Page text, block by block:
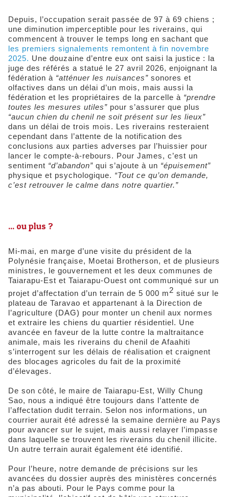
Depuis, l’occupation serait passée de 97 à 69 chiens ;
une diminution imperceptible pour les riverains, qui
commencent à trouver le temps long en sachant que
les premiers signalements remontent à fin novembre
2025. Une douzaine d’entre eux ont saisi la justice : la
juge des référés a statué le 27 avril 2026, enjoignant la
fédération à “atténuer les nuisances” sonores et
olfactives dans un délai d’un mois, mais aussi la
fédération et les propriétaires de la parcelle à “prendre
toutes les mesures utiles” pour s’assurer que plus
“aucun chien du chenil ne soit présent sur les lieux”
dans un délai de trois mois. Les riverains resteraient
cependant dans l’attente de la notification des
conclusions aux parties adverses par l’huissier pour
lancer le compte-à-rebours. Pour James, c’est un
sentiment “d’abandon” qui s’ajoute à un “épuisement”
physique et psychologique. “Tout ce qu’on demande,
c’est retrouver le calme dans notre quartier.”
​... ou plus ?
Mi-mai, en marge d’une visite du président de la
Polynésie française, Moetai Brotherson, et de plusieurs
ministres, le gouvernement et les deux communes de
Taiarapu-Est et Taiarapu-Ouest ont communiqué sur un
projet d’affectation d’un terrain de 5 000 m2 situé sur le
plateau de Taravao et appartenant à la Direction de
l’agriculture (DAG) pour monter un chenil aux normes
et extraire les chiens du quartier résidentiel. Une
avancée en faveur de la lutte contre la maltraitance
animale, mais les riverains du chenil de Afaahiti
s’interrogent sur les délais de réalisation et craignent
des blocages agricoles du fait de la proximité
d’élevages.
De son côté, le maire de Taiarapu-Est, Willy Chung
Sao, nous a indiqué être toujours dans l’attente de
l’affectation dudit terrain. Selon nos informations, un
courrier aurait été adressé la semaine dernière au Pays
pour avancer sur le sujet, mais aussi relayer l’impasse
dans laquelle se trouvent les riverains du chenil illicite.
Un autre terrain aurait également été identifié.
Pour l’heure, notre demande de précisions sur les
avancées du dossier auprès des ministères concernés
n’a pas abouti. Pour le Pays comme pour la